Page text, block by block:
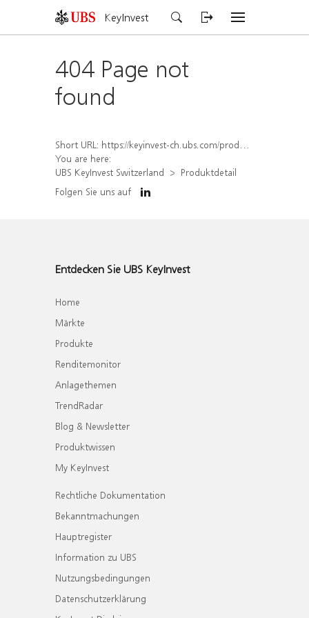
KeyInvest
404 Page not
found
Short URL: https://keyinvest-ch.ubs.com/produkt/detail/index/isin/CH1567431668
You are here:
UBS KeyInvest Switzerland
Produktdetail
Folgen Sie uns auf
Entdecken Sie UBS KeyInvest
Home
Märkte
Produkte
Renditemonitor
Anlagethemen
TrendRadar
Blog & Newsletter
Produktwissen
My KeyInvest
Rechtliche Dokumentation
Bekanntmachungen
Hauptregister
Information zu UBS
Nutzungsbedingungen
Datenschutzerklärung